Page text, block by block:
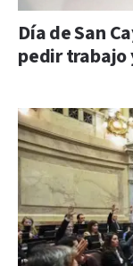
Día de San
pedir trabajo